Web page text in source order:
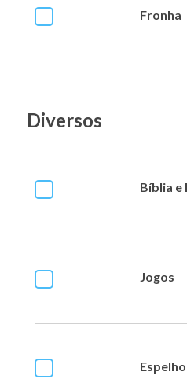
Fronha
Diversos
Bíblia e
Jogos
Espelho